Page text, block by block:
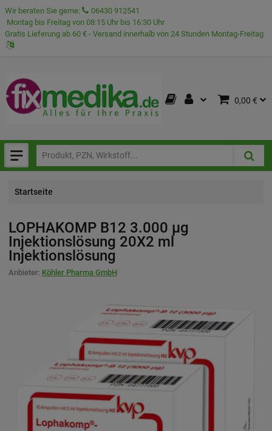
Wir beraten Sie gerne:
06430 912541
Montag bis Freitag von 08:15 Uhr bis 16:30 Uhr
Gratis Lieferung ab 60 € - Versand innerhalb von 24 Stunden Montag-Freitag
0,00 €
Startseite
LOPHAKOMP B12 3.000 µg
Injektionslösung 20X2 ml
Injektionslösung
Anbieter: Köhler Pharma GmbH